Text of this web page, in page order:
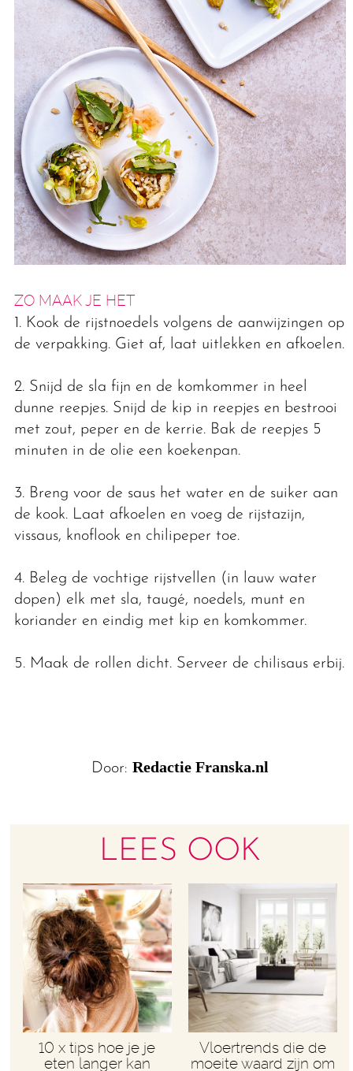
ZO MAAK JE HET
1. Kook de rĳstnoedels volgens de aanwĳzingen op
de verpakking. Giet af, laat uitlekken en afkoelen.
2. Snĳd de sla fijn en de komkommer in heel
dunne reepjes. Snĳd de kip in reepjes en bestrooi
met zout, peper en de kerrie. Bak de reepjes 5
minuten in de olie een koekenpan.
3. Breng voor de saus het water en de suiker aan
de kook. Laat afkoelen en voeg de rĳstazĳn,
vissaus, knoflook en chilipeper toe.
4. Beleg de vochtige rĳstvellen (in lauw water
dopen) elk met sla, taugé, noedels, munt en
koriander en eindig met kip en komkommer.
5. Maak de rollen dicht. Serveer de chilisaus erbĳ.
Door: Redactie Franska.nl
LEES OOK
10 x tips hoe je je
eten langer kan
Vloertrends die de
moeite waard zijn om